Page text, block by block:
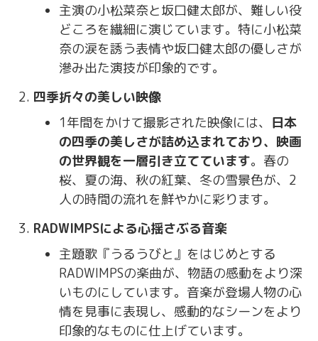
主演の小松菜奈と坂口健太郎が、難しい役
どころを繊細に演じています。特に小松菜
奈の涙を誘う表情や坂口健太郎の優しさが
滲み出た演技が印象的です。
四季折々の美しい映像
1年間をかけて撮影された映像には、 日本
の四季の美しさが詰め込まれており、映画
の世界観を一層引き立てています。春の
桜、夏の海、秋の紅葉、冬の雪景色が、2
人の時間の流れを鮮やかに彩ります。
RADWIMPSによる心揺さぶる音楽
主題歌『うるうびと』をはじめとする
RADWIMPSの楽曲が、物語の感動をより深
いものにしています。音楽が登場人物の心
情を見事に表現し、感動的なシーンをより
印象的なものに仕上げています。